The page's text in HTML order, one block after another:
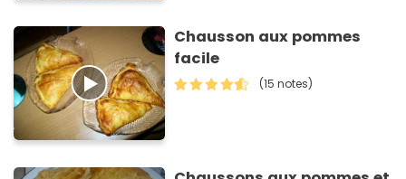
Chausson aux pommes
facile
(15 notes)